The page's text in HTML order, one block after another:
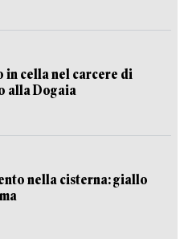
in cella nel carcere di
alla Dogaia
nella cisterna: giallo